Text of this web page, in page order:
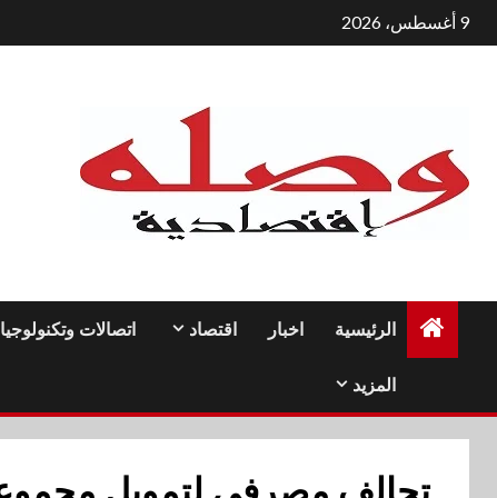
التجاوز
إلى
9 أغسطس، 2026
الرئيسية اخبار اقتصاد اتصالات وتكنولوجيا
المزيد